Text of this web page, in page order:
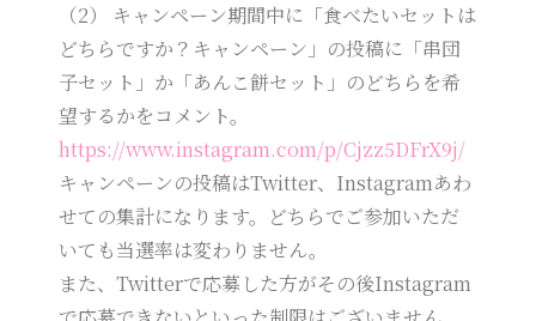
（2） キャンペーン期間中に「食べたいセットは
どちらですか？キャンペーン」の投稿に「串団
子セット」か「あんこ餅セット」のどちらを希
望するかをコメント。
https://www.instagram.com/p/Cjzz5DFrX9j/
キャンペーンの投稿はTwitter、Instagramあわ
せての集計になります。どちらでご参加いただ
いても当選率は変わりません。
また、Twitterで応募した方がその後Instagram